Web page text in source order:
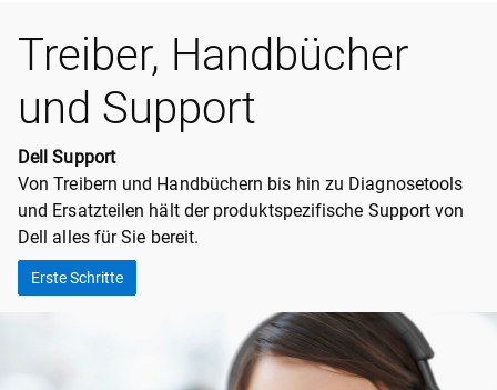
Treiber, Handbücher
und Support
Dell Support
Von Treibern und Handbüchern bis hin zu Diagnosetools
und Ersatzteilen hält der produktspezifische Support von
Dell alles für Sie bereit.
Erste Schritte